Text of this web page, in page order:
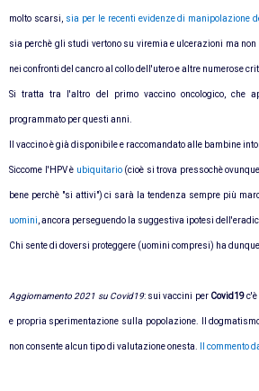
molto scarsi, sia per le recenti evidenze di manipolazione
sia perchè gli studi vertono su viremia e ulcerazioni ma
nei confronti del cancro al collo dell'utero e altre numerose
Si tratta tra l'altro del primo vaccino oncologico, che
programmato per questi anni.
Il vaccino è già disponibile e raccomandato alle bambine
Siccome l'HPV è ubiquitario(cioè si trova pressochè
bene perchè "si attivi") ci sarà la tendenza sempre più
uomini, ancora perseguendo la suggestiva ipotesi
Chi sente di doversi proteggere (uomini compresi) ha
Aggiornamento 2021 su Covid19: sui vaccini per Covid19c'è
e propria sperimentazione sulla popolazione. Il
non consente alcun tipo di valutazione onesta. Il commento